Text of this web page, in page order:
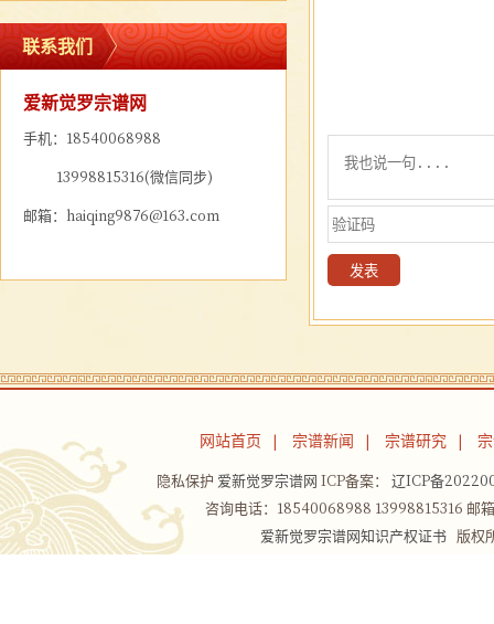
联系我们
爱新觉罗宗谱网
手机：18540068988
13998815316(微信同步)
邮箱：haiqing9876@163.com
网站首页 宗谱新闻 宗谱研究
隐私保护 爱新觉罗宗谱网 ICP备案： 辽ICP备
咨询电话：18540068988 13998815316
爱新觉罗宗谱网知识产权证书版权